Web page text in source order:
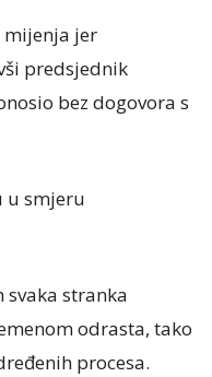
mijenja jer
predsjednik
bez dogovora s
u smjeru
svaka stranka
odrasta, tako
procesa.